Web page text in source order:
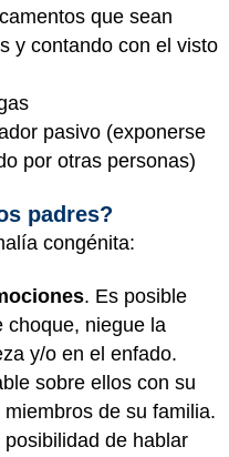
que sean
y contando con el visto
pasivo (exponerse
por otras personas)
padres?
congénita:
. Es posible
choque, niegue la
y/o en el enfado.
sobre ellos con su
de su familia.
de hablar